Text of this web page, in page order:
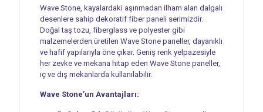
Wave Stone, kayalardaki aşınmadan ilham alan dalgalı
desenlere sahip dekoratif fiber paneli serimizdir.
Doğal taş tozu, fiberglass ve polyester gibi
malzemelerden üretilen Wave Stone paneller, dayanıklı
ve hafif yapılarıyla öne çıkar. Geniş renk yelpazesiyle
her zevke ve mekana hitap eden Wave Stone paneller,
iç ve dış mekanlarda kullanılabilir.
Wave Stone’un Avantajları: